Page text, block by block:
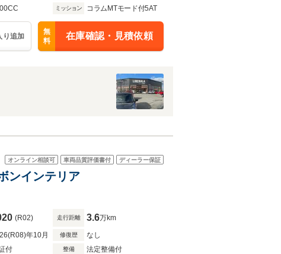
ミッション コラムMTモード付5AT
り追加
無
料
在庫確認・見積依頼
オンライン相談可 車両品質評価書付 ディーラー保証
ンインテリア
(R02) 走行距離 3.6万km
年10月 修復歴 なし
付 整備 法定整備付